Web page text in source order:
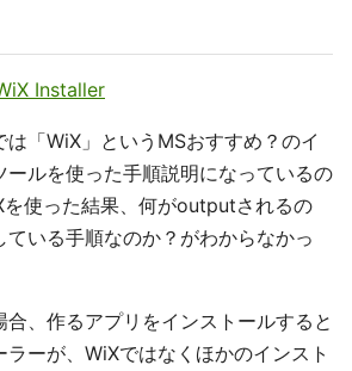
Installer
は「WiX」というMSおすすめ？のイ
ールを使った手順説明になっているの
を使った結果、何がoutputされるの
いる手順なのか？がわからなかっ
合、作るアプリをインストールすると
ラーが、WiXではなくほかのインスト